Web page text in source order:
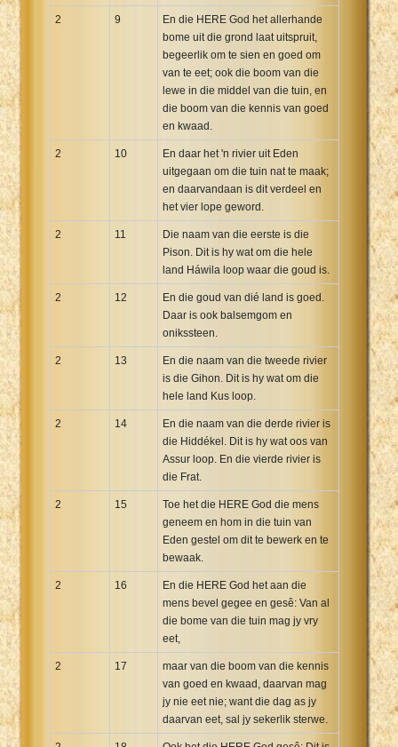
2 9
En die HERE God het allerhande
bome uit die grond laat uitspruit,
begeerlik om te sien en goed om
van te eet; ook die boom van die
lewe in die middel van die tuin, en
die boom van die kennis van goed
en kwaad.
2 10
En daar het 'n rivier uit Eden
uitgegaan om die tuin nat te maak;
en daarvandaan is dit verdeel en
het vier lope geword.
2 11
Die naam van die eerste is die
Pison. Dit is hy wat om die hele
land Háwila loop waar die goud is.
2 12
En die goud van dié land is goed.
Daar is ook balsemgom en
onikssteen.
2 13
En die naam van die tweede rivier
is die Gihon. Dit is hy wat om die
hele land Kus loop.
2 14
En die naam van die derde rivier is
die Hiddékel. Dit is hy wat oos van
Assur loop. En die vierde rivier is
die Frat.
2 15
Toe het die HERE God die mens
geneem en hom in die tuin van
Eden gestel om dit te bewerk en te
bewaak.
2 16
En die HERE God het aan die
mens bevel gegee en gesê: Van al
die bome van die tuin mag jy vry
eet,
2 17
maar van die boom van die kennis
van goed en kwaad, daarvan mag
jy nie eet nie; want die dag as jy
daarvan eet, sal jy sekerlik sterwe.